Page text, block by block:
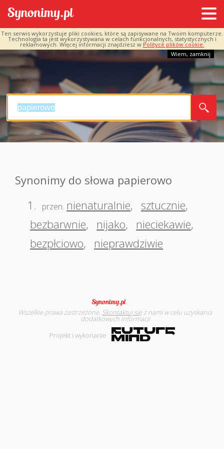
Ten serwis wykorzystuje pliki cookies, które są zapisywane na Twoim komputerze.
Technologia ta jest wykorzystywana w celach funkcjonalnych, statystycznych i
reklamowych. Więcej informacji znajdziesz w Polityce plików cookie.
Wiem, zamknij
Synonimy do słowa papierowo
1.
przen. nienaturalnie, sztucznie,
bezbarwnie, nijako, nieciekawie,
bezpłciowo, nieprawdziwie
Wszelkie prawa zastrzeżone. Skontaktuj sięz nami w celu uzyskania
dodatkowych informacji
Projekt i wykonanie